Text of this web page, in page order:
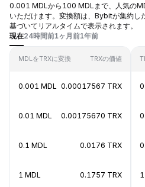
0.001 MDLから100 MDLまで、人気の
いただけます。変換額は、Bybitが集約し
基づいてリアルタイムで表示されます。
現在24時間前1ヶ月前1年前
MDLをTRXに変換 TRXの価値
0.001 MDL 0.00017567 TRX
0.01 MDL 0.00175670 TRX
0.1 MDL 0.0176 TRX
1 MDL 0.1757 TRX